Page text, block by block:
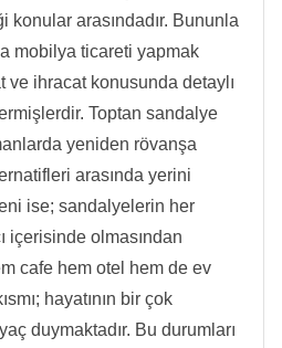
konular arasındadır. Bununla
mobilya ticareti yapmak
ve ihracat konusunda detaylı
Toptan sandalye
yeniden rövanşa
arasında yerini
ise; sandalyelerin her
içerisinde olmasından
cafe hem otel hem de ev
hayatının bir çok
duymaktadır. Bu durumları